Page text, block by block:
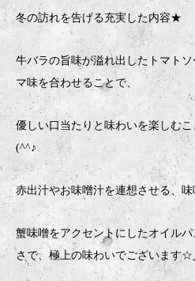
冬の訪れを告げる充実した内容★
牛バラの旨味が溢れ出したトマト
マ味を合わせることで、
優しい口当たりと味わいを楽しむ
(^^♪
赤出汁やお味噌汁を連想させる、
蟹味噌をアクセントにしたオイル
さで、極上の味わいでございます☆